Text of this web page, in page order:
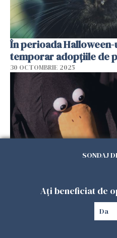
În perioada
temporar adopțiile de
30 OCTOMBRIE 2025
Țup – imposibil e doar
de teatru pentru copiii
SONDAJ
Ați beneficiat de
Da